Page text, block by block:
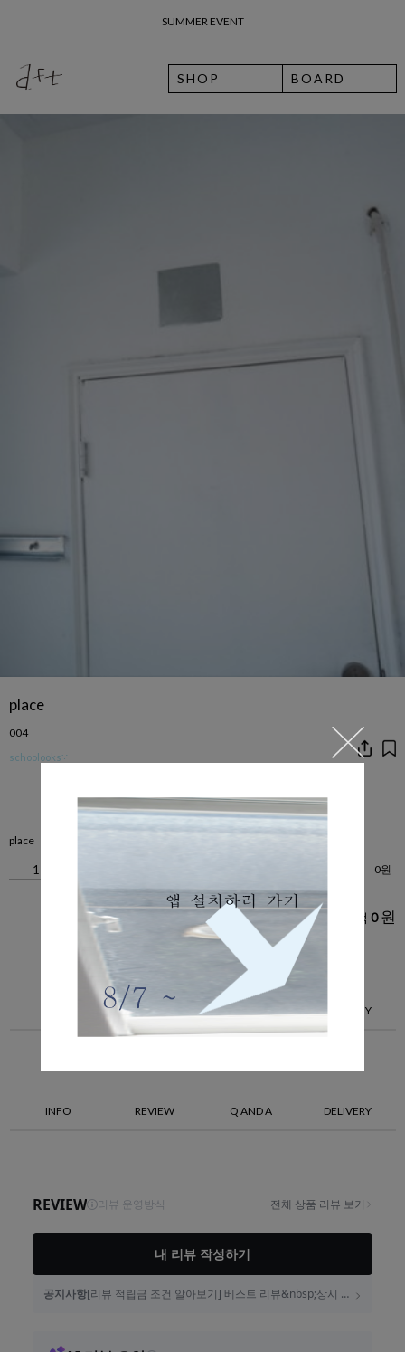
SUMMER EVENT
SHOP BOARD
place
004
schoolooks∵
place
0원
총 상품 금액 0 원
선택하신 상품은 관리자에게 문의하세요.
REVIEW Q AND A DELIVERY
INFO REVIEW Q AND A DELIVERY